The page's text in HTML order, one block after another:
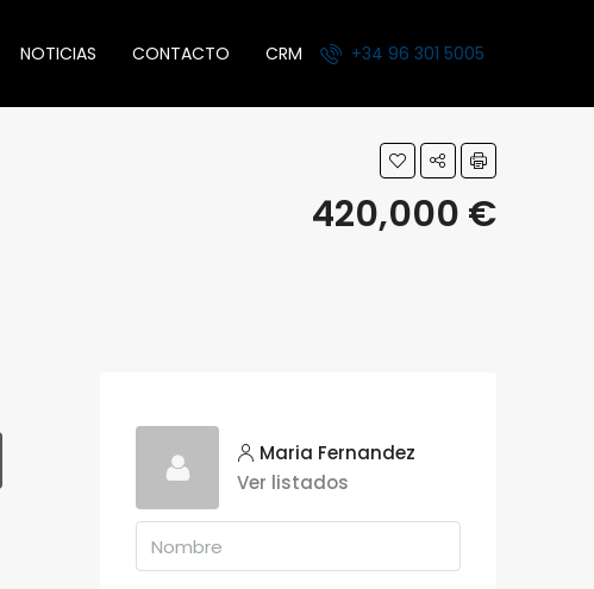
NOTICIAS CONTACTO CRM +34 96 301 5005
420,000 €
Maria Fernandez
Ver listados